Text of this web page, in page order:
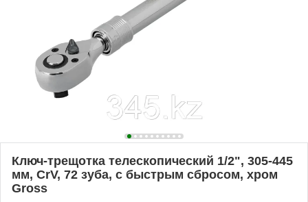
Ключ-трещотка телескопический 1/2", 305-445
мм, CrV, 72 зуба, с быстрым сбросом, хром
Gross